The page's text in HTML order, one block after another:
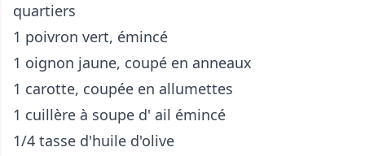
quartiers
1 poivron vert, émincé
1 oignon jaune, coupé en anneaux
1 carotte, coupée en allumettes
1 cuillère à soupe d' ail émincé
1/4 tasse d'huile d'olive